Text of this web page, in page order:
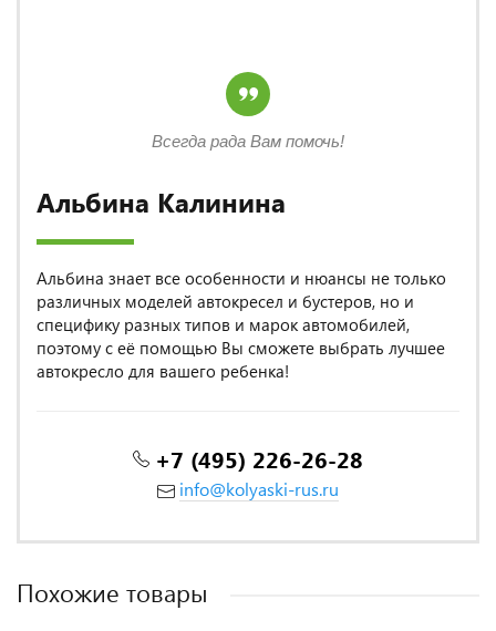
Альбина Калинина
Альбина знает все особенности и нюансы не только
различных моделей автокресел и бустеров, но и
специфику разных типов и марок автомобилей,
поэтому с её помощью Вы сможете выбрать лучшее
автокресло для вашего ребенка!
+7 (495) 226-26-28
info@kolyaski-rus.ru
Всегда рада Вам помочь!
Похожие товары